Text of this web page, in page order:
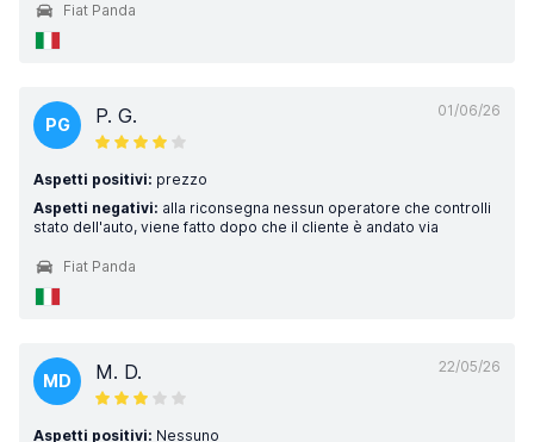
Fiat Panda
01/06/26
PG P. G.
Aspetti positivi: prezzo
Aspetti negativi: alla riconsegna nessun operatore che controlli
stato dell'auto, viene fatto dopo che il cliente è andato via
Fiat Panda
22/05/26
MD M. D.
Aspetti positivi: Nessuno